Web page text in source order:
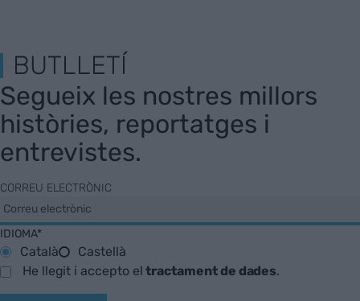
BUTLLETÍ
Segueix les nostres millors
històries, reportatges i
entrevistes.
CORREU ELECTRÒNIC
IDIOMA*
Català
Castellà
He llegit i accepto eltractament de dades.